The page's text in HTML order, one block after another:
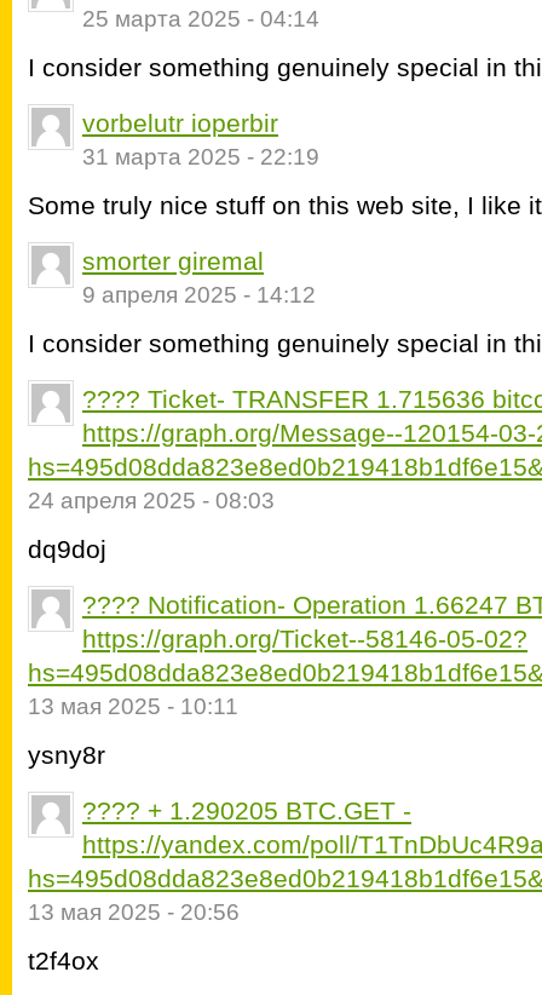
25 марта 2025 - 04:14
I consider something genuinely special in
vorbelutr ioperbir
31 марта 2025 - 22:19
Some truly nice stuff on this web site, I like
smorter giremal
9 апреля 2025 - 14:12
I consider something genuinely special in
???? Ticket- TRANSFER 1.715636
https://graph.org/Message--120154-03-
24 апреля 2025 - 08:03
dq9doj
???? Notification- Operation 1.66247
https://graph.org/Ticket--58146-05-02?
13 мая 2025 - 10:11
ysny8r
???? + 1.290205 BTC.GET -
https://yandex.com/poll/
13 мая 2025 - 20:56
t2f4ox